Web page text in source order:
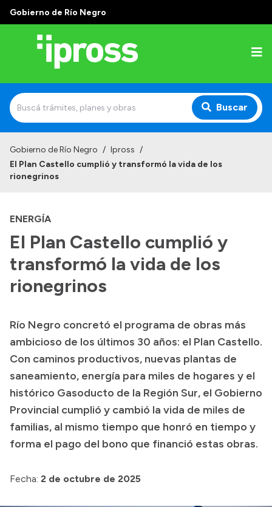
Gobierno de Río Negro
Buscar
Institucional
Autoridades
Delegaciones
Consultorios Propios
Presentación CV
Transparencia
Inversión en Salud
Licitaciones
Consulta de expedientes
Gobierno de Río Negro / Ipross /
El Plan Castello cumplió y transformó la vida de los
rionegrinos
ENERGÍA
El Plan Castello cumplió y
transformó la vida de los
rionegrinos
Río Negro concretó el programa de obras más
ambicioso de los últimos 30 años: el Plan Castello.
Con caminos productivos, nuevas plantas de
saneamiento, energía para miles de hogares y el
histórico Gasoducto de la Región Sur, el Gobierno
Provincial cumplió y cambió la vida de miles de
familias, al mismo tiempo que honró en tiempo y
forma el pago del bono que financió estas obras.
Fecha: 2 de octubre de 2025